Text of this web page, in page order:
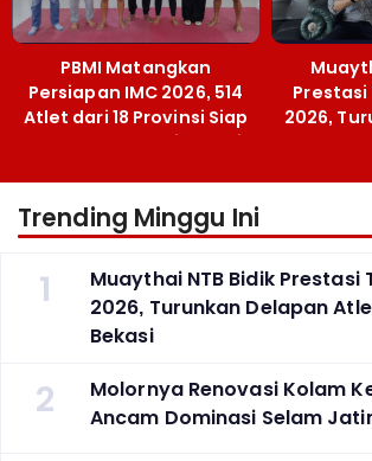
PBMI Matangkan
Persiapan IMC 2026, 514
Atlet dari 18 Provinsi Siap
Berlaga Besok di Bekasi
Prestasi
2026,
Atlet ke
Trending Minggu Ini
1
Muaythai NTB Bidik Prestasi
2026, Turunkan Delapan
Bekasi
2
Molornya Renovasi Kolam
Ancam Dominasi Selam